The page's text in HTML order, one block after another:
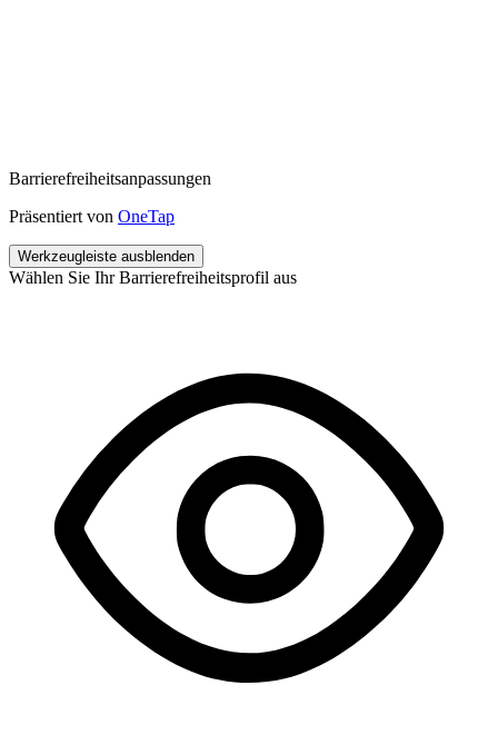
Barrierefreiheitsanpassungen
Präsentiert von OneTap
Werkzeugleiste ausblenden
Wählen Sie Ihr Barrierefreiheitsprofil aus